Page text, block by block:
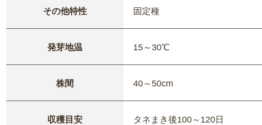
その他特性 固定種
発芽地温 15～30℃
株間 40～50cm
収穫目安 タネまき後100～120日